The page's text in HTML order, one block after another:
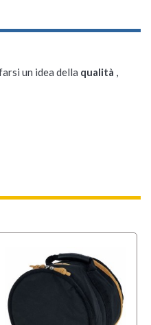
un idea della qualità ,